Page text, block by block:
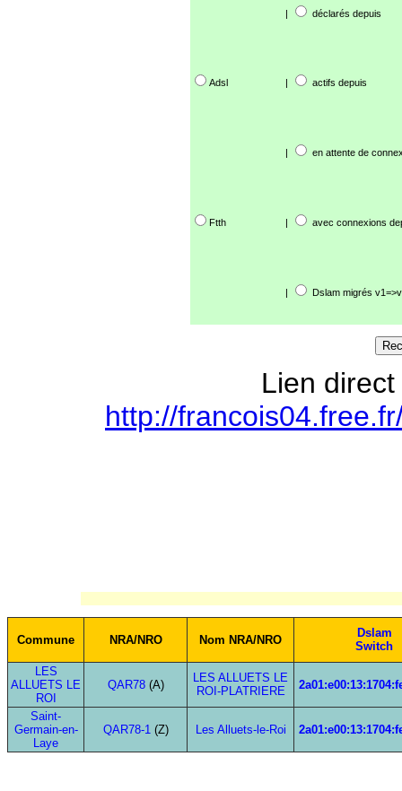
| déclarés depuis
Adsl | actifs depuis
| en attente de
Ftth | avec connexions
| Dslam migrés
Lien
http://
Commune NRA/NRO Nom NRA/NRO
Dslam
Switch
LES
ALLUETS LE
ROI
QAR78(A)
LES ALLUETS LE
ROI-PLATRIERE
Saint-
Germain-en-
Laye
QAR78-1(Z) Les Alluets-le-Roi